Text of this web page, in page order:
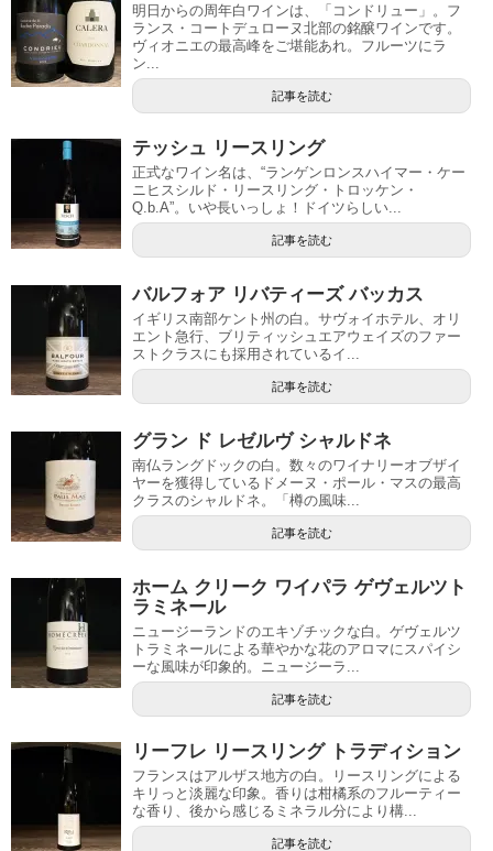
明日からの周年白ワインは、「コンドリュー」。フ
ランス・コートデュローヌ北部の銘醸ワインです。
ヴィオニエの最高峰をご堪能あれ。フルーツにラ
ン...
記事を読む
テッシュ リースリング
正式なワイン名は、“ランゲンロンスハイマー・ケー
ニヒスシルド・リースリング・トロッケン・
Q.b.A”。いや長いっしょ！ドイツらしい...
記事を読む
バルフォア リバティーズ バッカス
イギリス南部ケント州の白。サヴォイホテル、オリ
エント急行、ブリティッシュエアウェイズのファー
ストクラスにも採用されているイ...
記事を読む
グラン ド レゼルヴ シャルドネ
南仏ラングドックの白。数々のワイナリーオブザイ
ヤーを獲得しているドメーヌ・ポール・マスの最高
クラスのシャルドネ。「樽の風味...
記事を読む
ホーム クリーク ワイパラ ゲヴェルツト
ラミネール
ニュージーランドのエキゾチックな白。ゲヴェルツ
トラミネールによる華やかな花のアロマにスパイシ
ーな風味が印象的。ニュージーラ...
記事を読む
リーフレ リースリング トラディション
フランスはアルザス地方の白。リースリングによる
キリっと淡麗な印象。香りは柑橘系のフルーティー
な香り、後から感じるミネラル分により構...
記事を読む